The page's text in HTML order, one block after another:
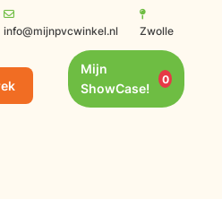
info@mijnpvcwinkel.nl Zwolle
Mijn
ShowCase!
0